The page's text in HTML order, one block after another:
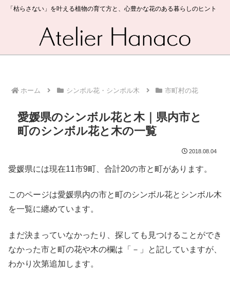
「枯らさない」を叶える植物の育て方と、心豊かな花のある暮らしのヒント
ホーム シンボル花・シンボル木 市町村の花
愛媛県のシンボル花と木｜県内市と
町のシンボル花と木の一覧
2018.08.04
愛媛県には現在11市9町、合計20の市と町があります。
このページは愛媛県内の市と町のシンボル花とシンボル木
を一覧に纏めています。
まだ決まっていなかったり、探しても見つけることができ
なかった市と町の花や木の欄は「－」と記していますが、
わかり次第追加します。